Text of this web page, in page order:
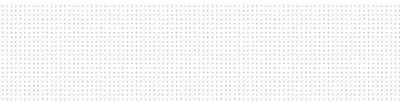
MAIL